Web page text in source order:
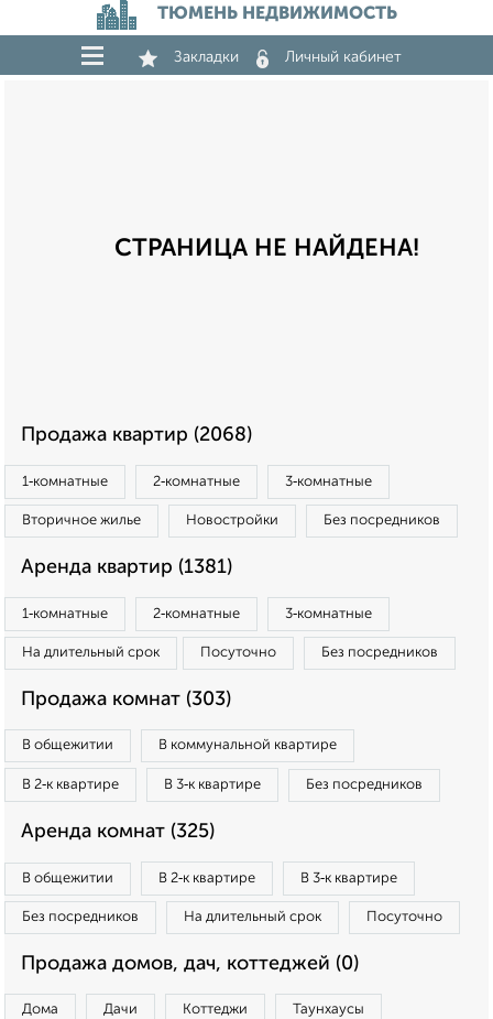
ТЮМЕНЬ НЕДВИЖИМОСТЬ
Закладки Личный кабинет
СТРАНИЦА НЕ НАЙДЕНА!
Продажа квартир (2068)
1‑комнатные 2‑комнатные 3‑комнатные
Вторичное жилье Новостройки Без посредников
Аренда квартир (1381)
1‑комнатные 2‑комнатные 3‑комнатные
На длительный срок Посуточно Без посредников
Продажа комнат (303)
В общежитии В коммунальной квартире
В 2‑к квартире В 3‑к квартире Без посредников
Аренда комнат (325)
В общежитии В 2‑к квартире В 3‑к квартире
Без посредников На длительный срок Посуточно
Продажа домов, дач, коттеджей (0)
Дома Дачи Коттеджи Таунхаусы